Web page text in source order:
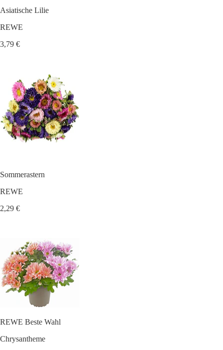
Asiatische Lilie
REWE
3,79 €
Sommerastern
REWE
2,29 €
REWE Beste Wahl
Chrysantheme